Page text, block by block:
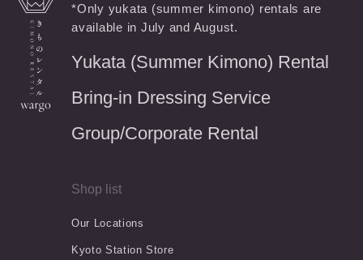
*Only yukata (summer kimono) rentals are
available in July and August.
Yukata (Summer Kimono) Rental
Bring-in Dressing Service
Group/Corporate Rental
Shop list
Our Locations
Kyoto Station Store